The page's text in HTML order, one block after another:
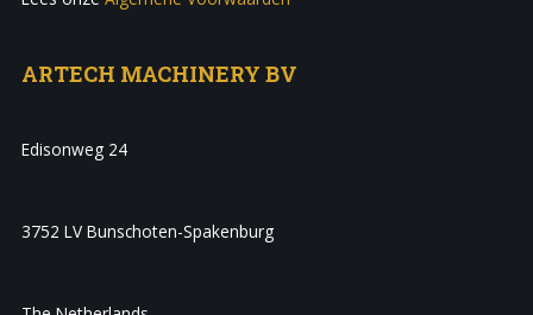
ARTECH MACHINERY BV
Edisonweg 24
3752 LV Bunschoten-Spakenburg